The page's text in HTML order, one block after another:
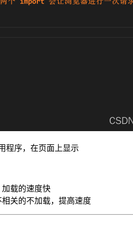
程序，在页面上显示
载的速度快
关的不加载，提高速度